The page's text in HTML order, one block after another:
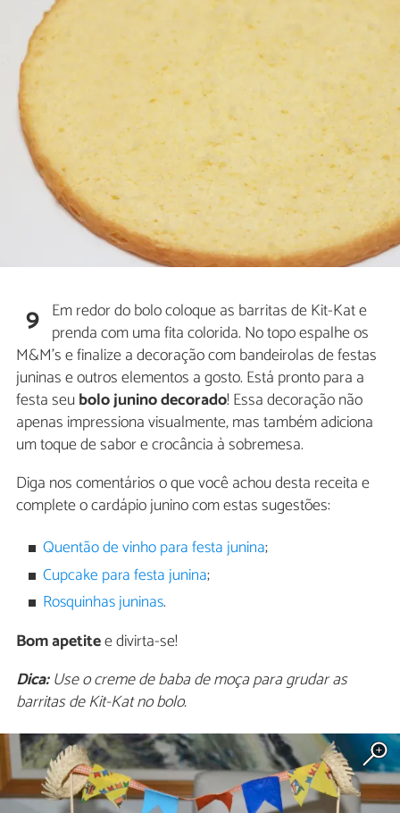
9 Em redor do bolo coloque as barritas de Kit-Kat e
prenda com uma fita colorida. No topo espalhe os
M&M's e finalize a decoração com bandeirolas de festas
juninas e outros elementos a gosto. Está pronto para a
festa seubolo junino decorado! Essa decoração não
apenas impressiona visualmente, mas também adiciona
um toque de sabor e crocância à sobremesa.
Diga nos comentários o que você achou desta receita e
complete o cardápio junino com estas sugestões:
Quentão de vinho para festa junina;
Cupcake para festa junina;
Rosquinhas juninas.
Bom apetitee divirta-se!
Dica:Use o creme de baba de moça para grudar as
barritas de Kit-Kat no bolo.